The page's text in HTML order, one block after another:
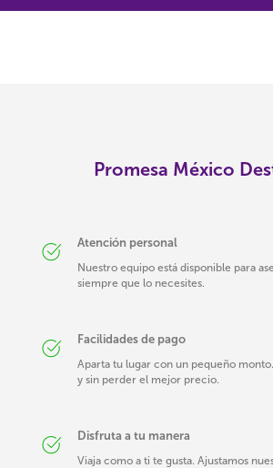
Promesa México
Atención personal
Nuestro equipo está disponible para
siempre que lo necesites.
Facilidades de pago
Aparta tu lugar con un pequeño
y sin perder el mejor precio.
Disfruta a tu manera
Viaja como a ti te gusta. Ajustamos